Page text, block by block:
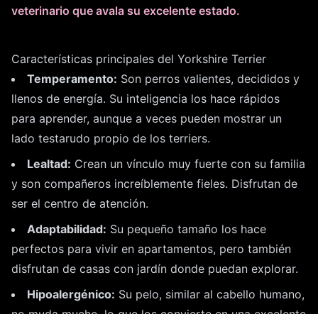
veterinario que avala su excelente estado.
Características principales del Yorkshire Terrier
Temperamento: Son perros valientes, decididos y
llenos de energía. Su inteligencia los hace rápidos
para aprender, aunque a veces pueden mostrar un
lado testarudo propio de los terriers.
Lealtad: Crean un vínculo muy fuerte con su familia
y son compañeros increíblemente fieles. Disfrutan de
ser el centro de atención.
Adaptabilidad: Su pequeño tamaño los hace
perfectos para vivir en apartamentos, pero también
disfrutan de casas con jardín donde puedan explorar.
Hipoalergénico: Su pelo, similar al cabello humano,